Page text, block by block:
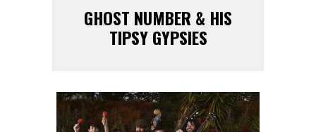
GHOST NUMBER & HIS
TIPSY GYPSIES